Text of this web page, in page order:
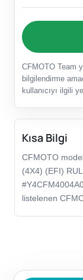
CFMOTO Team
bilgilendirme
kullanıcıyı ilgili
Kısa Bilgi
CFMOTO
(4X4) (EFI)
listelenen